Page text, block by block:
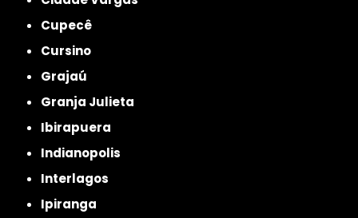
Cupecê
Cursino
Grajaú
Granja Julieta
Ibirapuera
Indianopolis
Interlagos
Ipiranga